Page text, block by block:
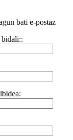
bati e-postaz
bidali::